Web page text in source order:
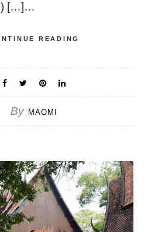
[…]…
READING
By MAOMI